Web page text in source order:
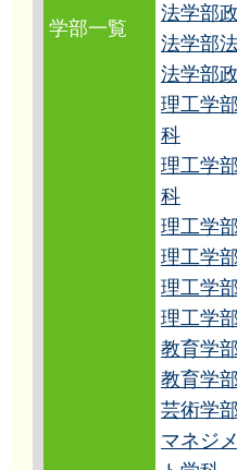
学部一覧
法学部
法学部
法学部
理工学
科
理工学
科
理工学
理工学
理工学
理工学
教育学
教育学
芸術学
マネジ